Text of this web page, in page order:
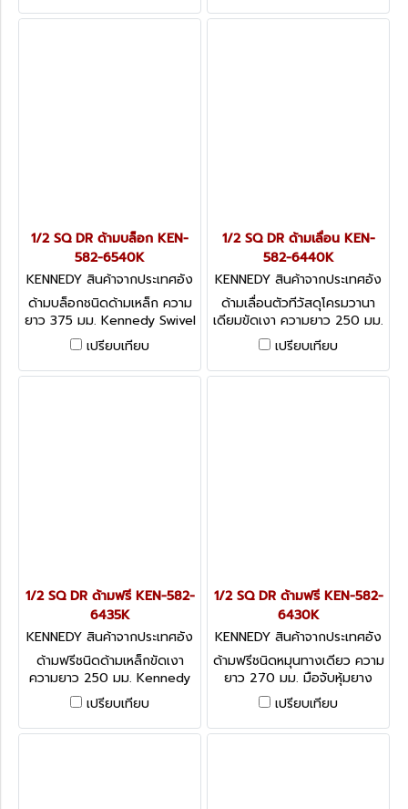
1/2 SQ DR ด้ามบล็อก KEN-
582-6540K
KENNEDY สินค้าจากประเทศอัง
กฤษ-1
ด้ามบล็อกชนิดด้ามเหล็ก ความ
ยาว 375 มม. Kennedy Swivel
Handles, 1/2
เปรียบเทียบ
1/2 SQ DR ด้ามเลื่อน KEN-
582-6440K
KENNEDY สินค้าจากประเทศอัง
กฤษ-1
ด้ามเลื่อนตัวทีวัสดุโครมวานา
เดียมขัดเงา ความยาว 250 มม.
Kennedy Sliding T-Handle,
1/2
เปรียบเทียบ
1/2 SQ DR ด้ามฟรี KEN-582-
6435K
KENNEDY สินค้าจากประเทศอัง
กฤษ-1
ด้ามฟรีชนิดด้ามเหล็กขัดเงา
ความยาว 250 มม. Kennedy
Push Through Steel Handle
- Gearless
เปรียบเทียบ
1/2 SQ DR ด้ามฟรี KEN-582-
6430K
KENNEDY สินค้าจากประเทศอัง
กฤษ-1
ด้ามฟรีชนิดหมุนทางเดียว ความ
ยาว 270 มม. มือจับหุ้มยาง
Kennedy Push Through
Rubber Handle, 1/2
เปรียบเทียบ